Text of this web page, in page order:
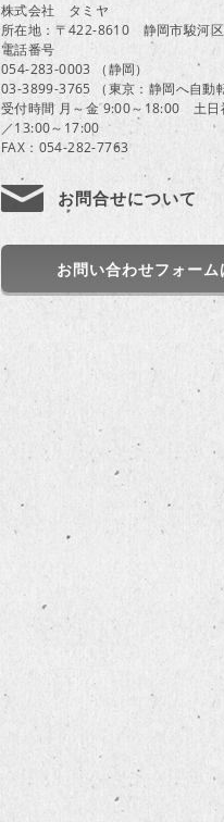
株式会社 タミヤ
所在地：〒422-8610 静岡市駿河
電話番号
054-283-0003 （静岡）
03-3899-3765 （東京：静岡へ自動
受付時間 月～金 9:00～18:00 土日
／13:00～17:00
FAX：054-282-7763
お問合せについて
お問い合わせフォーム